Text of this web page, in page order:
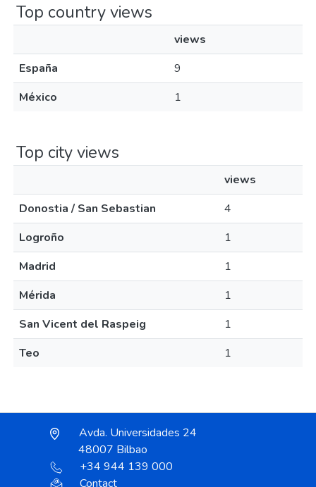
Top country views
views
España
9
México
1
Top city views
views
Donostia / San Sebastian
4
Logroño
1
Madrid
1
Mérida
1
San Vicent del Raspeig
1
Teo
1
Avda. Universidades 24
48007 Bilbao
+34 944 139 000
Contact